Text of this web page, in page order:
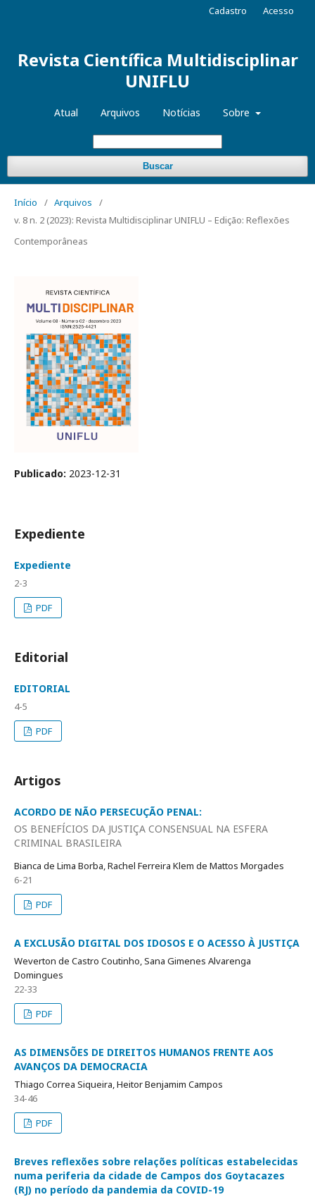
Revista Científica Multidisciplinar
UNIFLU
Atual Arquivos Notícias Sobre
Buscar
Cadastro Acesso
Início / Arquivos
/
v. 8 n. 2 (2023): Revista Multidisciplinar UNIFLU – Edição: Reflexões
Contemporâneas
Publicado: 2023-12-31
Expediente
Expediente
2-3
PDF
Editorial
EDITORIAL
4-5
PDF
Artigos
ACORDO DE NÃO PERSECUÇÃO PENAL:
OS BENEFÍCIOS DA JUSTIÇA CONSENSUAL NA ESFERA
CRIMINAL BRASILEIRA
Bianca de Lima Borba, Rachel Ferreira Klem de Mattos Morgades
6-21
PDF
A EXCLUSÃO DIGITAL DOS IDOSOS E O ACESSO À JUSTIÇA
Weverton de Castro Coutinho, Sana Gimenes Alvarenga
Domingues
22-33
PDF
AS DIMENSÕES DE DIREITOS HUMANOS FRENTE AOS
AVANÇOS DA DEMOCRACIA
Thiago Correa Siqueira, Heitor Benjamim Campos
34-46
PDF
Breves reflexões sobre relações políticas estabelecidas
numa periferia da cidade de Campos dos Goytacazes
(RJ) no período da pandemia da COVID-19